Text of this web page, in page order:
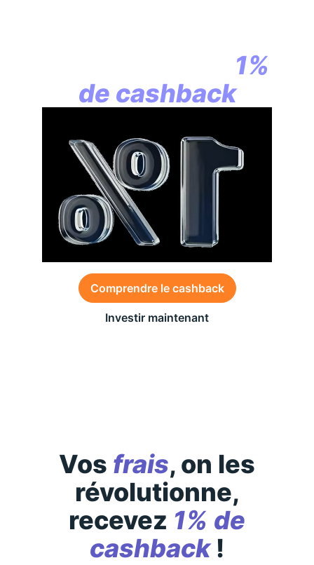
1%
de cashback
Comprendre le cashback
Investir maintenant
Vos frais, on les
révolutionne,
recevez 1% de
cashback!